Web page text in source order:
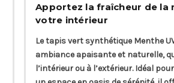
Apportez la fraîcheur de la
votre intérieur
Le tapis vert synthétique Menthe
ambiance apaisante et naturelle,
l’intérieur ou à l’extérieur. Idéal